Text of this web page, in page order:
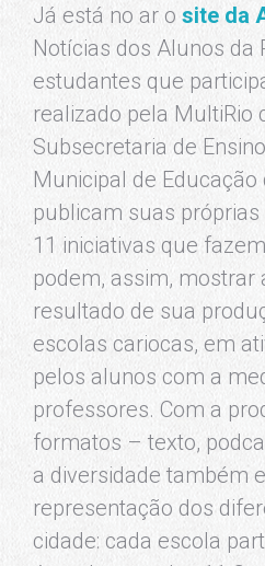
Já está no ar o site da
Notícias dos Alunos da
estudantes que
realizado pela MultiRio
Subsecretaria de
Municipal de Educação
publicam suas próprias
11 iniciativas que
podem, assim, mostrar
resultado de sua
escolas cariocas, em
pelos alunos com a
professores. Com a
formatos – texto,
a diversidade também
representação dos
cidade: cada escola